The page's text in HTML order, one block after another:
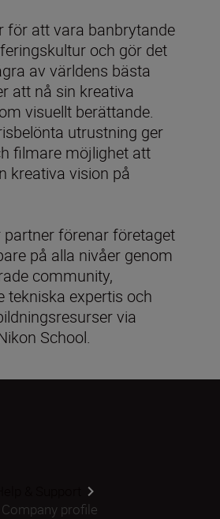
för att vara banbrytande
och gör det
av världens bästa
att nå sin kreativa
visuellt berättande.
utrustning ger
filmare möjlighet att
kreativa vision på
partner förenar företaget
på alla nivåer genom
community,
tekniska expertis och
via
School.
Company profile